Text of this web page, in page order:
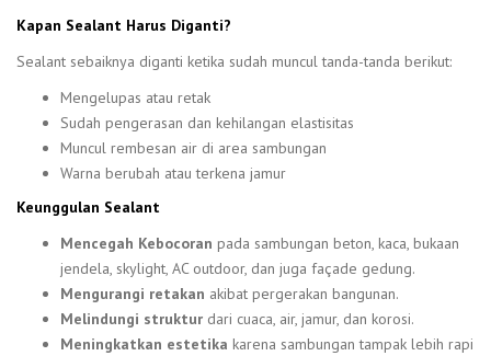
Kapan Sealant Harus Diganti?
Sealant sebaiknya diganti ketika sudah muncul tanda-tanda berikut:
Mengelupas atau retak
Sudah pengerasan dan kehilangan elastisitas
Muncul rembesan air di area sambungan
Warna berubah atau terkena jamur
Keunggulan Sealant
Mencegah Kebocoran pada sambungan beton, kaca, bukaan
jendela, skylight, AC outdoor, dan juga façade gedung.
Mengurangi retakan akibat pergerakan bangunan.
Melindungi struktur dari cuaca, air, jamur, dan korosi.
Meningkatkan estetika karena sambungan tampak lebih rapi